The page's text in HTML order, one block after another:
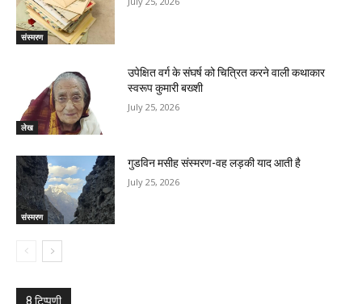
संस्मरण
लेख
उपेक्षित वर्ग के संघर्ष को चित्रित करने वाली कथाकार
स्वरूप कुमारी बख्शी
July 25, 2026
संस्मरण
गुडविन मसीह संस्मरण-वह लड़की याद आती है
July 25, 2026
8 टिप्पणी